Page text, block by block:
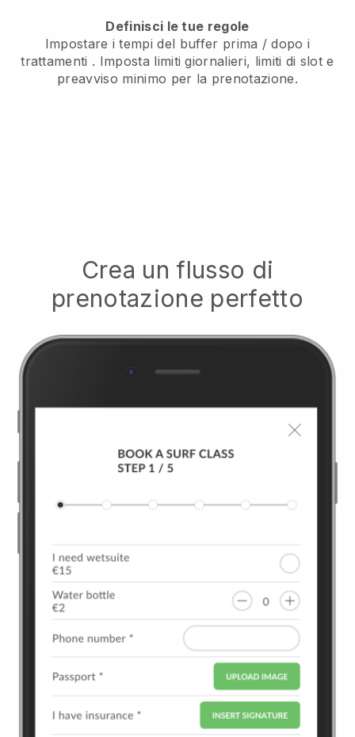
Definisci le tue regole
Impostare i tempi del buffer prima / dopo i
trattamenti . Imposta limiti giornalieri, limiti di slot e
preavviso minimo per la prenotazione.
Crea un flusso di
prenotazione perfetto